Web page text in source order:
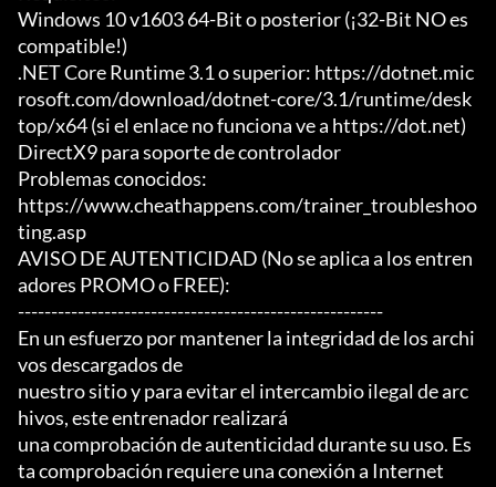
Windows 10 v1603 64-Bit o posterior (¡32-Bit NO es
compatible!)
.NET Core Runtime 3.1 o superior: https://dotnet.mic
rosoft.com/download/dotnet-core/3.1/runtime/desk
top/x64 (si el enlace no funciona ve a https://dot.net)
DirectX9 para soporte de controlador
Problemas conocidos:
https://www.cheathappens.com/trainer_troubleshoo
ting.asp
AVISO DE AUTENTICIDAD (No se aplica a los entren
adores PROMO o FREE):
-------------------------------------------------------
En un esfuerzo por mantener la integridad de los archi
vos descargados de
nuestro sitio y para evitar el intercambio ilegal de arc
hivos, este entrenador realizará
una comprobación de autenticidad durante su uso. Es
ta comprobación requiere una conexión a Internet